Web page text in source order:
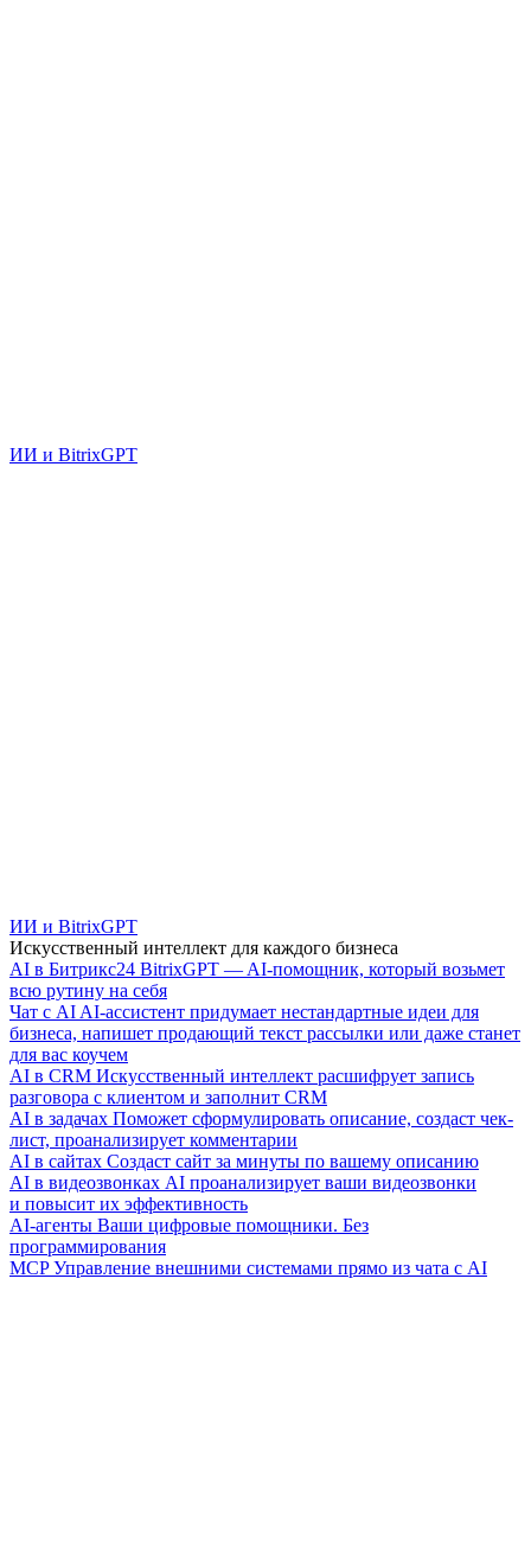
ИИ и BitrixGPT
ИИ и BitrixGPT
Искусственный интеллект для каждого бизнеса
AI в Битрикс24 BitrixGPT — AI-помощник, который возьмет
всю рутину на себя
Чат с AI AI-ассистент придумает нестандартные идеи для
бизнеса, напишет продающий текст рассылки или даже станет
для вас коучем
AI в CRM Искусственный интеллект расшифрует запись
разговора с клиентом и заполнит CRM
AI в задачах Поможет сформулировать описание, создаст чек-
лист, проанализирует комментарии
AI в сайтах Создаст сайт за минуты по вашему описанию
AI в видеозвонках AI проанализирует ваши видеозвонки
и повысит их эффективность
AI-агенты Ваши цифровые помощники. Без
программирования
MCP Управление внешними системами прямо из чата с AI